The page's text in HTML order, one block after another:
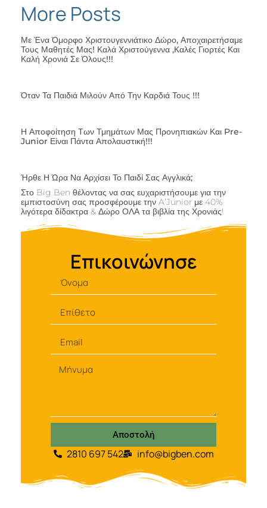
More Posts
Με Ένα Όμορφο Χριστουγεννιάτικο Δώρο, Αποχαιρετήσαμε
Τους Μαθητές Μας! Καλά Χριστούγεννα ,καλές Γιορτές Και
Καλή Χρονιά Σε Όλους!!!
Όταν Τα Παιδιά Μιλούν Από Την Καρδιά Τους !!!
Η Αποφοίτηση Των Τμημάτων Μας Προνηπιακών Και Pre-
Junior Είναι Πάντα Απολαυστική!!!
Ήρθε Η Ώρα Να Αρχίσει Το Παιδί Σας Αγγλικά;
Στο Big Ben θέλοντας να σας ευχαριστήσουμε για την
εμπιστοσύνη σας προσφέρουμε την A’Junior με 40%
λιγότερα δίδακτρα & Δώρο ΟΛΑ τα βιβλία της Χρονιάς!
Επικοινώνησε
Αποστολή
2810 697 542 info@bigben.com